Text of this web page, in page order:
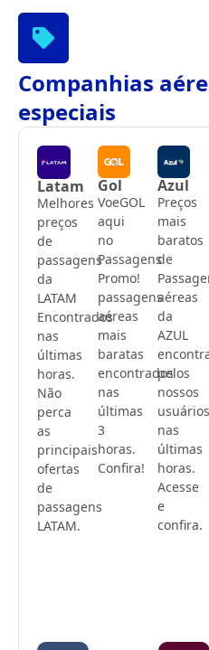
Companhias
especiais
Latam
Melhores
preços
de
passagens
da
LATAM
Encontrados
nas
últimas
horas.
Não
perca
as
principais
ofertas
de
passagens
LATAM.
Gol
VoeGOL
aqui
no
Passagens
Promo!
passagens
aéreas
mais
baratas
encontrados
nas
últimas
3
horas.
Confira!
Azul
Preços
mais
baratos
de
aéreas
da
AZUL
pelos
nossos
usuários
nas
últimas
horas.
Acesse
e
confira.